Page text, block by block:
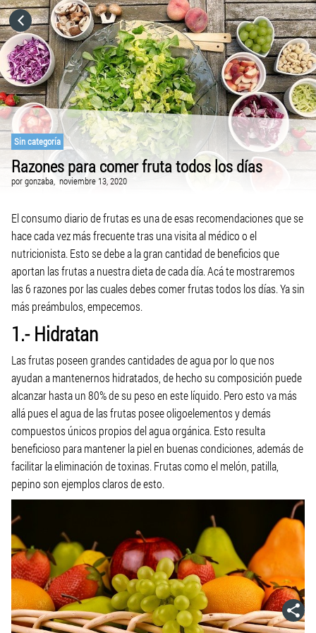
Sin categoría
Razones para comer fruta todos los días
porgonzaba, noviembre 13, 2020
El consumo diario de frutas es una de esas recomendaciones que se
hace cada vez más frecuente tras una visita al médico o el
nutricionista. Esto se debe a la gran cantidad de beneficios que
aportan las frutas a nuestra dieta de cada día. Acá te mostraremos
las 6 razones por las cuales debes comer frutas todos los días. Ya sin
más preámbulos, empecemos.
1.- Hidratan
Las frutas poseen grandes cantidades de agua por lo que nos
ayudan a mantenernos hidratados, de hecho su composición puede
alcanzar hasta un 80% de su peso en este líquido. Pero esto va más
allá pues el agua de las frutas posee oligoelementos y demás
compuestos únicos propios del agua orgánica. Esto resulta
beneficioso para mantener la piel en buenas condiciones, además de
facilitar la eliminación de toxinas. Frutas como el melón, patilla,
pepino son ejemplos claros de esto.
HOME
CATEGORÍAS
IR A
VISITA EL SITIO WEB